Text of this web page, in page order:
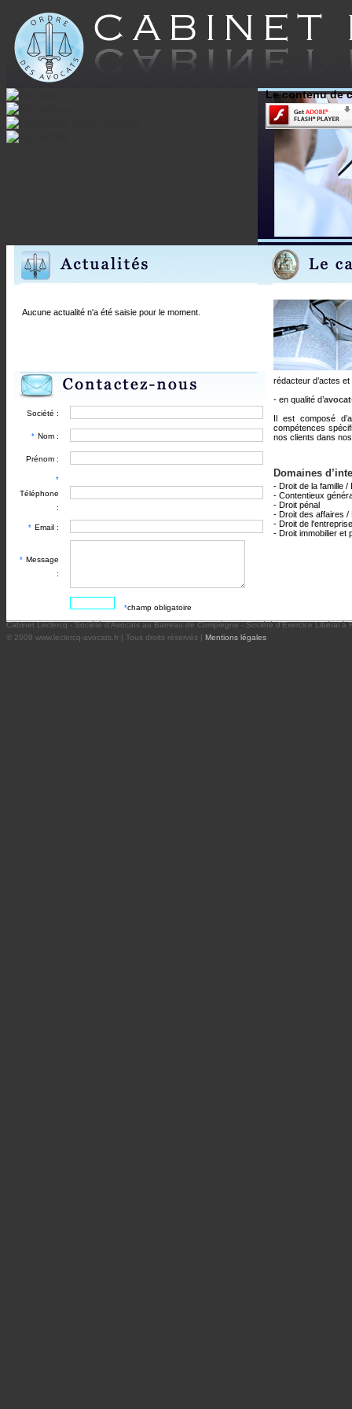
Le contenu de
Aucune actualité n'a été saisie pour le moment.
Société :
* Nom :
Prénom :
*
Téléphone
:
* Email :
* Message
:
*champ obligatoire
rédacteur d’actes
- en qualité d’
Il est composé
compétences
nos clients dans
Domaines
- Droit de la famille /
- Contentieux
- Droit pénal
- Droit des affaires /
- Droit de
- Droit immobilier et
Cabinet Leclercq - Société d’Avocats au Barreau de Compiègne - Société d’Exercice Libéral
© 2009 www.leclercq-avocats.fr | Tous droits réservés | Mentions légales